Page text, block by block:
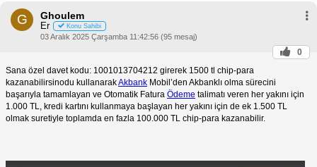
G Ghoulem
Er Konu Sahibi
03 Aralık 2025 Çarşamba 11:42:56 (95 mesaj)
0
Sana özel davet kodu: 1001013704212 girerek 1500 tl chip-para
kazanabilirsinodu kullanarakAkbank Mobil’den Akbanklı olma sürecini
başarıyla tamamlayan ve Otomatik Fatura Ödeme talimatı veren her yakını için
1.000 TL, kredi kartını kullanmaya başlayan her yakını için de ek 1.500 TL
olmak suretiyle toplamda en fazla 100.000 TL chip-para kazanabilir.